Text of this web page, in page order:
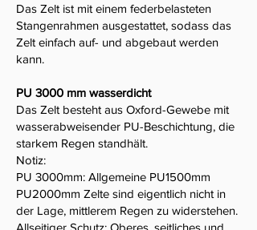
Das Zelt ist mit einem federbelasteten
Stangenrahmen ausgestattet, sodass das
Zelt einfach auf- und abgebaut werden
kann.
PU 3000 mm wasserdicht
Das Zelt besteht aus Oxford-Gewebe mit
wasserabweisender PU-Beschichtung, die
starkem Regen standhält.
Notiz:
PU 3000mm: Allgemeine PU1500mm
PU2000mm Zelte sind eigentlich nicht in
der Lage, mittlerem Regen zu widerstehen.
Allseitiger Schutz: Oberes, seitliches und